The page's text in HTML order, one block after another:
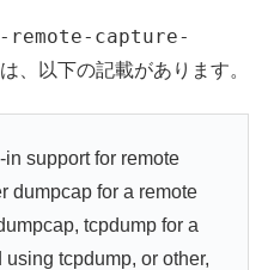
remote-capture-
、以下の記載があります。
support for remote
dumpcap for a remote
tcpdump for a
tcpdump, or other,